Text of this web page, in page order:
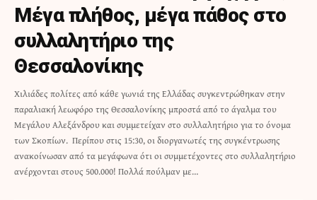
Μέγα πλήθος, μέγα πάθος στο
συλλαλητήριο της
Θεσσαλονίκης
Χιλιάδες πολίτες από κάθε γωνιά της Ελλάδας συγκεντρώθηκαν στην
παραλιακή λεωφόρο της Θεσσαλονίκης μπροστά από το άγαλμα του
Μεγάλου Αλεξάνδρου και συμμετείχαν στο συλλαλητήριο για το όνομα
των Σκοπίων. Περίπου στις 15:30, οι διοργανωτές της συγκέντρωσης
ανακοίνωσαν από τα μεγάφωνα ότι οι συμμετέχοντες στο συλλαλητήριο
ανέρχονται στους 500.000! Πολλά πούλμαν με…